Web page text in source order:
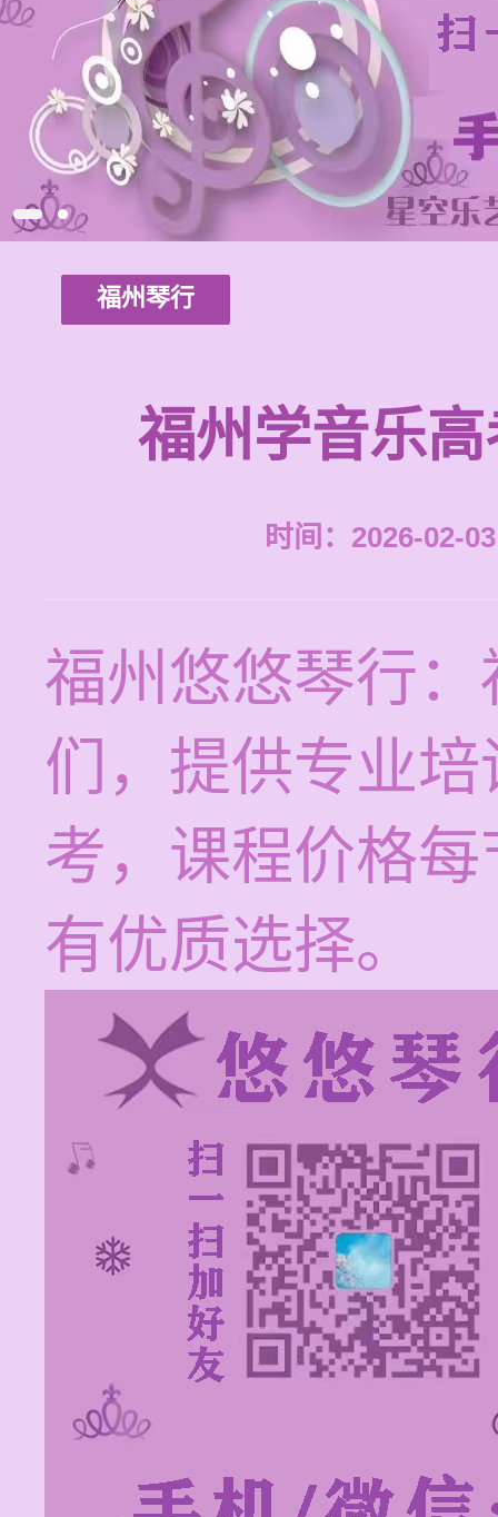
福州琴行
福州学音乐
时间：2026-02-
福州悠悠琴行
们，提供专业
考，课程价格
有优质选择。